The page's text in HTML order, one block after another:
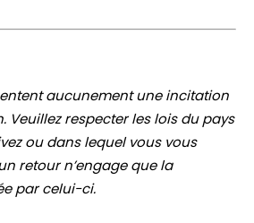
aucunement une incitation
Veuillez respecter les lois du pays
ou dans lequel vous vous
retour n’engage que la
par celui-ci.